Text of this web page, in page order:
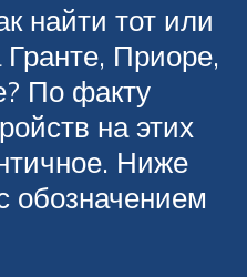
найти тот или
Гранте, Приоре,
По факту
на этих
Ниже
обозначением